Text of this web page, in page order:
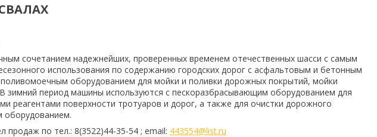
сочетанием надежнейших, проверенных временем отечественных шасси с самым
использования по содержанию городских дорог с асфальтовым и бетонным
оборудованием для мойки и поливки дорожных покрытий, мойки
зимний период машины используются с пескоразбрасывающим оборудованием для
реагентами поверхности тротуаров и дорог, а также для очистки дорожного
оборудованием.
по тел.: 8(3522)44-35-54 ; email: 443554@list.ru